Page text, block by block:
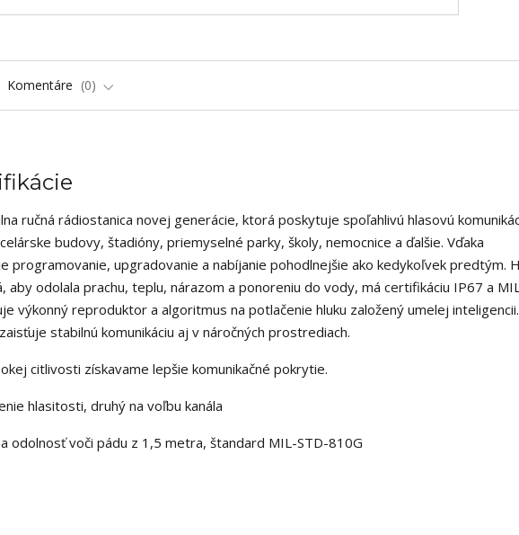
Komentáre 0
ručná rádiostanica novej generácie, ktorá poskytuje spoľahlivú hlasovú
budovy, štadióny, priemyselné parky, školy, nemocnice a ďalšie. Vďaka
programovanie, upgradovanie a nabíjanie pohodlnejšie ako kedykoľvek predtým.
odolala prachu, teplu, nárazom a ponoreniu do vody, má certifikáciu IP67 a
výkonný reproduktor a algoritmus na potlačenie hluku založený umelej inteligencii.
stabilnú komunikáciu aj v náročných prostrediach.
citlivosti získavame lepšie komunikačné pokrytie.
hlasitosti, druhý na voľbu kanála
odolnosť voči pádu z 1,5 metra, štandard MIL-STD-810G